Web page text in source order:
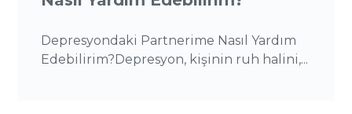
Depresyondaki Partnerime Nasıl Yardım
Edebilirim?Depresyon, kişinin ruh halini,...